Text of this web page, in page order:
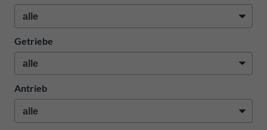
Getriebe
Antrieb